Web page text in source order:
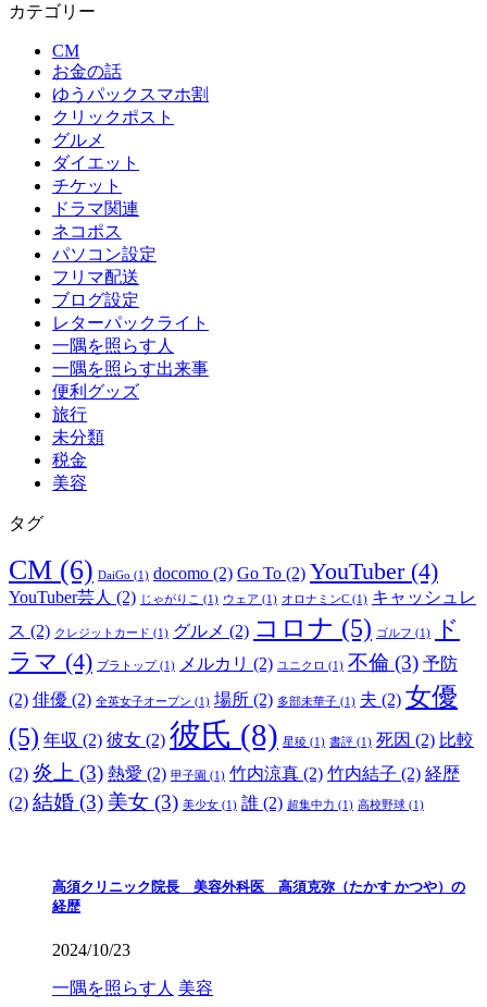
カテゴリー
CM
お金の話
ゆうパックスマホ割
クリックポスト
グルメ
ダイエット
チケット
ドラマ関連
ネコポス
パソコン設定
フリマ配送
ブログ設定
レターパックライト
一隅を照らす人
一隅を照らす出来事
便利グッズ
旅行
未分類
税金
美容
タグ
CM (6) DaiGo (1) docomo (2) Go To (2) YouTuber(4)
YouTuber芸人 (2) じゃがりこ (1) ウェア (1) オロナミンC (1) キャッシュレ
ス (2) クレジットカード (1) グルメ (2) コロナ (5) ゴルフ (1)
ド
ラマ (4) ブラトップ(1) メルカリ (2) ユニクロ (1) 不倫 (3) 予防
(2) 俳優 (2) 全英女子オープン (1) 場所 (2) 多部未華子 (1) 夫 (2) 女優
(5) 年収 (2) 彼女 (2) 彼氏 (8) 星稜 (1) 書評 (1) 死因 (2) 比較
(2) 炎上 (3) 熱愛 (2) 甲子園 (1) 竹内涼真 (2) 竹内結子 (2) 経歴
(2) 結婚 (3) 美女 (3) 美少女 (1) 誰 (2) 超集中力 (1) 高校野球 (1)
高須クリニック院長 美容外科医 高須克弥（たかす かつや）の
経歴
2024/10/23
一隅を照らす人 美容